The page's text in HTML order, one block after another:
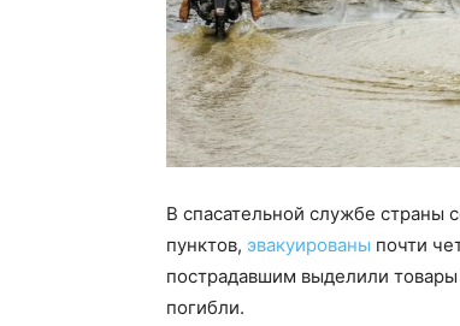
В спасательной службе страны
пунктов, эвакуированы почти
пострадавшим выделили
погибли.